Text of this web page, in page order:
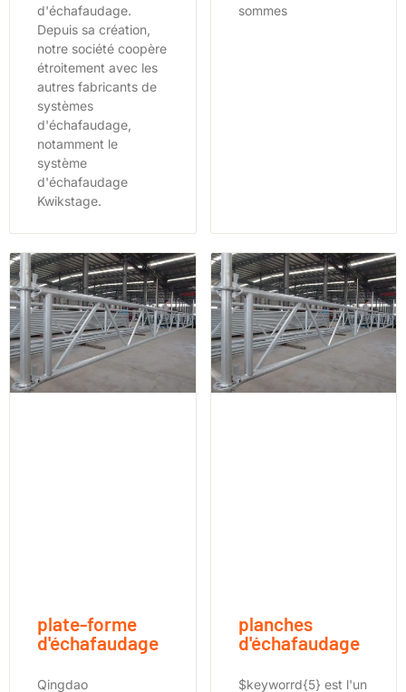
d'échafaudage.
Depuis sa création,
notre société coopère
étroitement avec les
autres fabricants de
systèmes
d'échafaudage,
notamment le
système
d'échafaudage
Kwikstage.
sommes
plate-forme
d'échafaudage
Qingdao
planches
d'échafaudage
$keyworrd{5} est l'un